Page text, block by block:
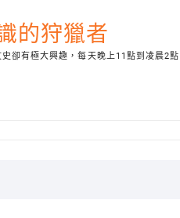
的狩獵者
卻有極大興趣，每天晚上11點到凌晨2